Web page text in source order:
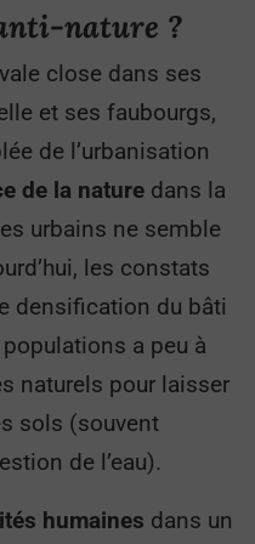
nature ?
close dans ses
et ses faubourgs,
de l’urbanisation
de la nature dans la
urbains ne semble
les constats
densification du bâti
a peu à
naturels pour laisser
sols (souvent
de l’eau).
humaines dans un